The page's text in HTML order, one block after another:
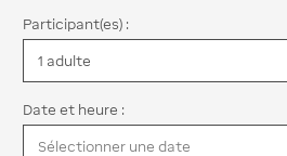
Participant(es) :
Date et heure :